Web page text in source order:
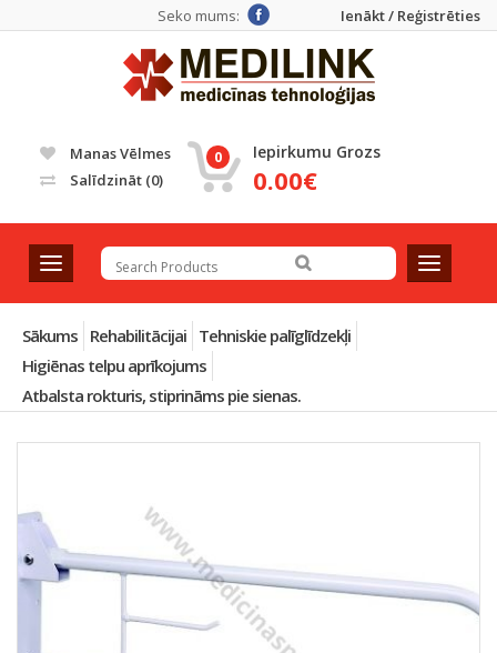
Ienākt / Reģistrēties
Seko mums:
Manas Vēlmes
Salīdzināt (0)
0 Iepirkumu Grozs
0.00€
T
o
g
g
e
n
v
t
i
o
T
o
g
v
o
Sākums Rehabilitācijai Tehniskie palīglīdzekļi
Higiēnas telpu aprīkojums
Atbalsta rokturis, stiprināms pie sienas.